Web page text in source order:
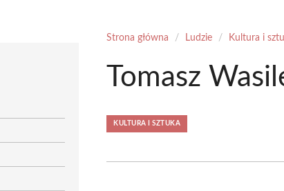
Strona główna / Ludzie / Kultura i
Tomasz
KULTURA I SZTUKA